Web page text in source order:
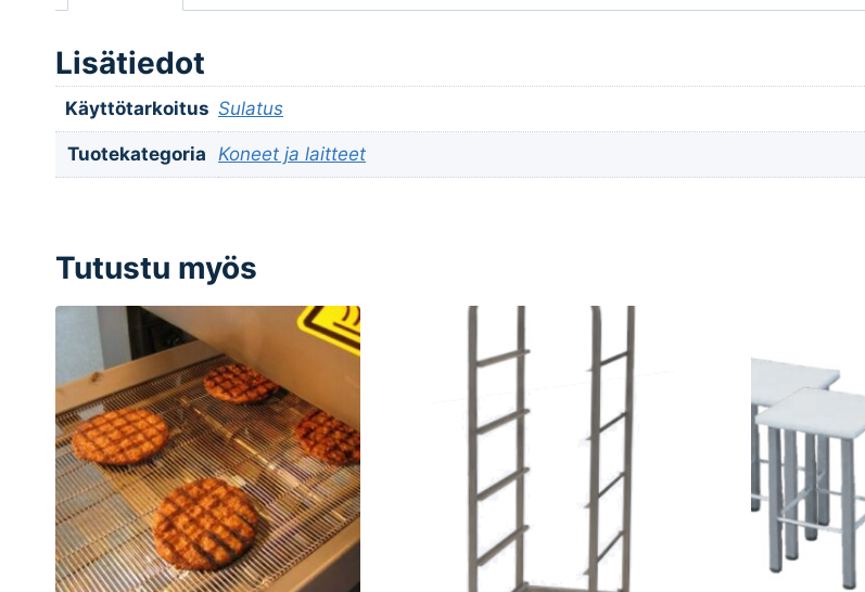
Lisätiedot
Käyttötarkoitus Sulatus
Tuotekategoria Koneet ja laitteet
Tutustu myös